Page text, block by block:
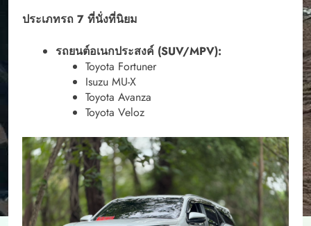
ประเภทรถ 7 ที่นั่งที่นิยม
รถยนต์อเนกประสงค์ (SUV/MPV):
Toyota Fortuner
Isuzu MU-X
Toyota Avanza
Toyota Veloz